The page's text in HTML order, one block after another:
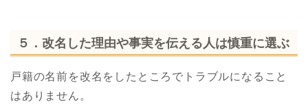
５．改名した理由や事実を伝える人は慎重に選ぶ
戸籍の名前を改名をしたところでトラブルになること
はありません。
戸籍改名
戸籍改名の効果